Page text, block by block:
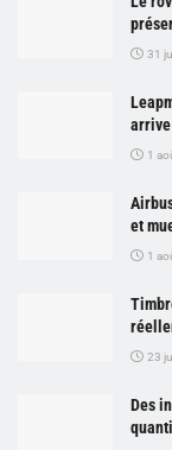
31
arrive
1
et
1
23
Des